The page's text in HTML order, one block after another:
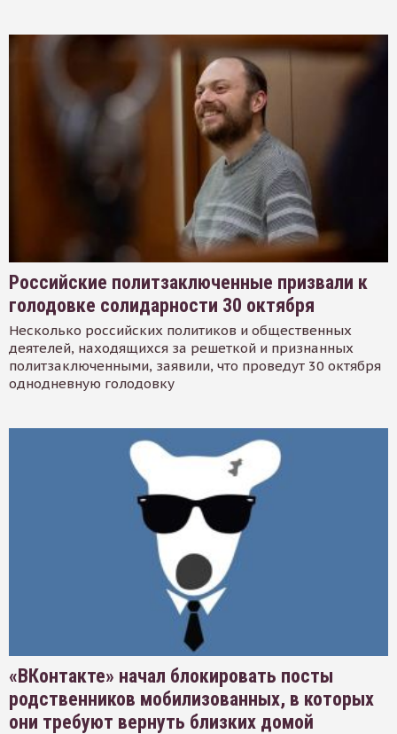
Российские политзаключенные призвали к
голодовке солидарности 30 октября
Несколько российских политиков и общественных
деятелей, находящихся за решеткой и признанных
политзаключенными, заявили, что проведут 30 октября
однодневную голодовку
«ВКонтакте» начал блокировать посты
родственников мобилизованных, в которых
они требуют вернуть близких домой